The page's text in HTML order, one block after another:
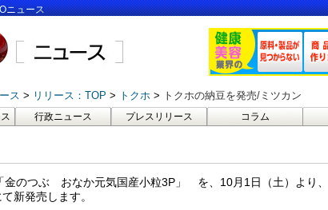
ニュース
ス リリース：TOP トクホ トクホの納豆を発売/ミツカン
行政ニュース プレスリリース コラム
金のつぶ おなか元気国産小粒3P」 を、10月1日（土）より、
新発売します。